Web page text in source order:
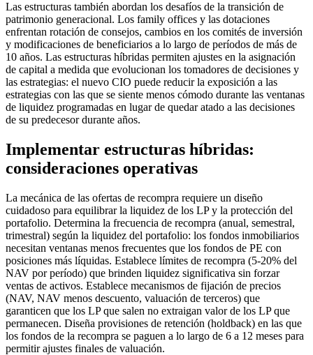
Las estructuras también abordan los desafíos de la transición de
patrimonio generacional. Los family offices y las dotaciones
enfrentan rotación de consejos, cambios en los comités de inversión
y modificaciones de beneficiarios a lo largo de períodos de más de
10 años. Las estructuras híbridas permiten ajustes en la asignación
de capital a medida que evolucionan los tomadores de decisiones y
las estrategias: el nuevo CIO puede reducir la exposición a las
estrategias con las que se siente menos cómodo durante las ventanas
de liquidez programadas en lugar de quedar atado a las decisiones
de su predecesor durante años.
Implementar estructuras híbridas:
consideraciones operativas
La mecánica de las ofertas de recompra requiere un diseño
cuidadoso para equilibrar la liquidez de los LP y la protección del
portafolio. Determina la frecuencia de recompra (anual, semestral,
trimestral) según la liquidez del portafolio: los fondos inmobiliarios
necesitan ventanas menos frecuentes que los fondos de PE con
posiciones más líquidas. Establece límites de recompra (5-20% del
NAV por período) que brinden liquidez significativa sin forzar
ventas de activos. Establece mecanismos de fijación de precios
(NAV, NAV menos descuento, valuación de terceros) que
garanticen que los LP que salen no extraigan valor de los LP que
permanecen. Diseña provisiones de retención (holdback) en las que
los fondos de la recompra se paguen a lo largo de 6 a 12 meses para
permitir ajustes finales de valuación.